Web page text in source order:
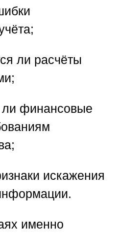
ли расчёты
ли финансовые
искажения
именно